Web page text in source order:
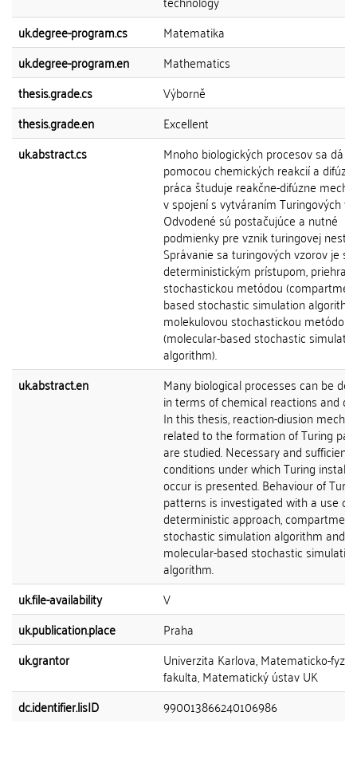
uk.degree-program.cs
Matematika
uk.degree-program.en
Mathematics
thesis.grade.cs
Výborně
thesis.grade.en
Excellent
uk.abstract.cs
Mnoho biologických procesov sa dá
pomocou chemických reakcií a
práca študuje reakčne-difúzne
v spojení s vytváraním Turingových
Odvodené sú postačujúce a nutné
podmienky pre vznik turingovej
Správanie sa turingových vzorov je
deterministickým prístupom,
stochastickou metódou
based stochastic simulation
molekulovou stochastickou metódou
(molecular-based stochastic
algorithm).
uk.abstract.en
Many biological processes can be
in terms of chemical reactions and
In this thesis, reaction-diusion
related to the formation of Turing
are studied. Necessary and sufficient
conditions under which Turing
occur is presented. Behaviour of
patterns is investigated with a use of
deterministic approach,
stochastic simulation algorithm and
molecular-based stochastic
algorithm.
uk.file-availability
V
uk.publication.place
Praha
uk.grantor
Univerzita Karlova, Matematicko-
fakulta, Matematický ústav UK
dc.identifier.lisID
990013866240106986